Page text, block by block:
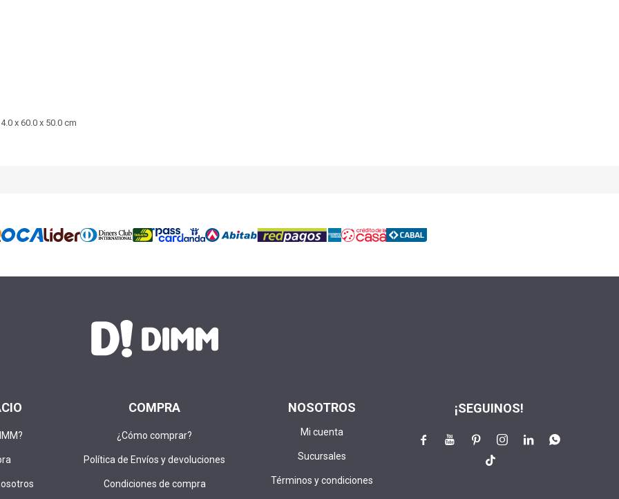
x 60.0 x 50.0 cm
COMPRA
¿Cómo comprar?
Política de Envíos y devoluciones
Condiciones de compra
NOSOTROS
Mi cuenta
Sucursales
Términos y condiciones
¡SEGUINOS!
    

